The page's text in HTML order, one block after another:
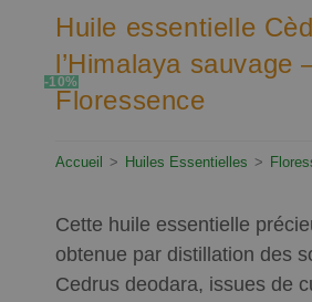
-10%
Huile essentielle
l’Himalaya sauvage
Floressence
Accueil > Huiles Essentielles >
Cette huile essentielle
obtenue par distillation des
Cedrus deodara, issues de